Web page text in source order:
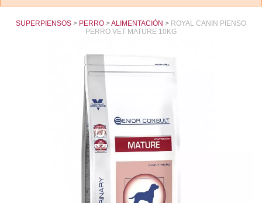
SUPERPIENSOS PERRO ALIMENTACIÓN
ROYAL CANIN PIENSO
PERRO VET MATURE 10KG